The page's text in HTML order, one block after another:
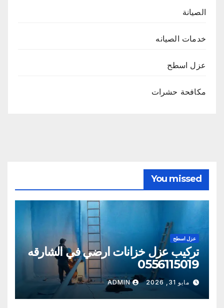
الصيانة
خدمات الصيانه
عزل اسطح
مكافحة حشرات
You missed
عزل اسطح
تركيب عزل خزانات ارضي في الشارقه
0556115019
مايو 31, 2026 ADMIN